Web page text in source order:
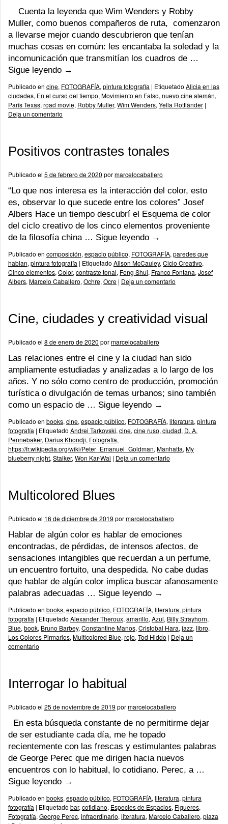
Cuenta la leyenda que Wim Wenders y Robby
Muller, como buenos compañeros de ruta, comenzaron
a llevarse mejor cuando descubrieron que tenían
muchas cosas en común: les encantaba la soledad y la
incomunicación que transmitían los cuadros de …
Sigue leyendo →
Publicado en cine, FOTOGRAFÍA, pintura fotografía | Etiquetado Alicia en las
ciudades, En el curso del tiempo, Movimiento en Falso, nuevo cine alemán,
París Texas, road movie, Robby Muller, Wim Wenders, Yella Rottländer |
Deja un comentario
Positivos contrastes tonales
Publicado el 5 de febrero de 2020 pormarcelocaballero
“Lo que nos interesa es la interacción del color, esto
es, observar lo que sucede entre los colores” Josef
Albers Hace un tiempo descubrí el Esquema de color
del ciclo creativo de los cinco elementos proveniente
de la filosofía china … Sigue leyendo →
Publicado en composición, espacio público, FOTOGRAFÍA, paredes que
hablan, pintura fotografía | Etiquetado Alison McCauley, Ciclo Creativo,
Cinco elementos, Color, contraste tonal, Feng Shui, Franco Fontana, Josef
Albers, Marcelo Caballero, Ochre, Ocre | Deja un comentario
Cine, ciudades y creatividad visual
Publicado el 8 de enero de 2020 pormarcelocaballero
Las relaciones entre el cine y la ciudad han sido
ampliamente estudiadas y analizadas a lo largo de los
años. Y no sólo como centro de producción, promoción
turística o divulgación de temas urbanos; sino también
como un espacio de … Sigue leyendo →
Publicado en books, cine, espacio público, FOTOGRAFÍA, literatura, pintura
fotografía | Etiquetado Andrei Tarkovski, cine, cine ruso, ciudad, D. A.
Pennebaker, Darius Khondji, Fotografía,
https://fr.wikipedia.org/wiki/Peter_Emanuel_Goldman, Manhatta, My
blueberry night, Stalker, Won Kar-Wai | Deja un comentario
Multicolored Blues
Publicado el 16 de diciembre de 2019 pormarcelocaballero
Hablar de algún color es hablar de emociones
encontradas, de pérdidas, de intensos afectos, de
sensaciones intangibles que recuerdan a un perfume,
un encuentro fortuito, una despedida. No cabe dudas
que hablar de algún color implica buscar afanosamente
palabras adecuadas … Sigue leyendo →
Publicado en books, espacio público, FOTOGRAFÍA, literatura, pintura
fotografía | Etiquetado Alexander Theroux, amarillo, Azul, Billy Strayhorn,
Blue, book, Bruno Barbey, Constantine Manos, Cristobal Hara, jazz, libro,
Los Colores Pirmarios, Multicolored Blue, rojo, Tod Hiddo | Deja un
comentario
Interrogar lo habitual
Publicado el 25 de noviembre de 2019 pormarcelocaballero
En esta búsqueda constante de no permitirme dejar
de ser estudiante cada día, me he topado
recientemente con las frescas y estimulantes palabras
de George Perec que me dirigen hacia nuevos
encuentros con lo habitual, lo cotidiano. Perec, a …
Sigue leyendo →
Publicado en books, espacio público, FOTOGRAFÍA, literatura, pintura
fotografía | Etiquetado bar, cotidiano, Especies de Espacios, Figueres,
Fotografía, George Perec, infraordinario, literatura, Marcelo Caballero, plaza